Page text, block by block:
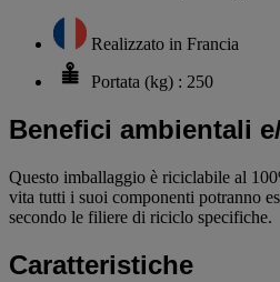
Realizzato in Francia
Portata (kg) : 250
Benefici ambientali
Questo imballaggio è riciclabile al
vita tutti i suoi componenti potranno
secondo le filiere di riciclo specifiche.
Caratteristiche